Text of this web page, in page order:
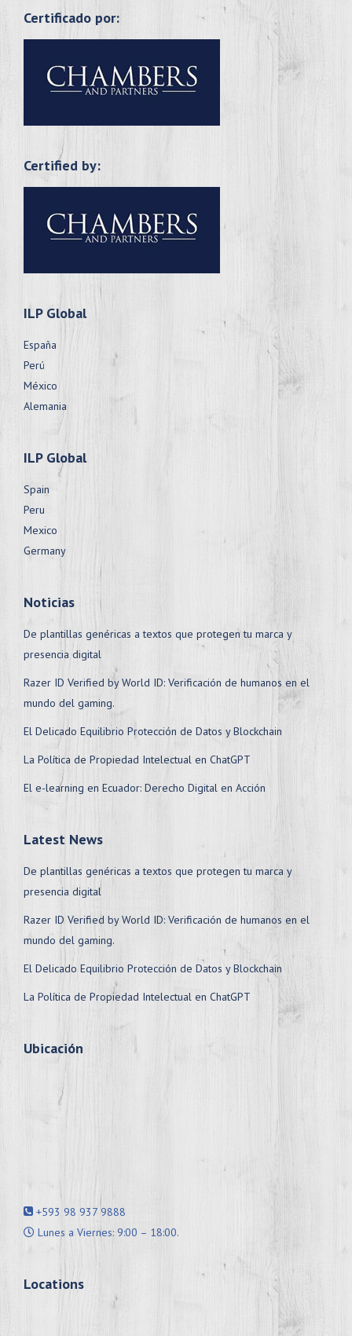
Certificado por:
Certified by:
ILP Global
España
Perú
México
Alemania
ILP Global
Spain
Peru
Mexico
Germany
Noticias
De plantillas genéricas a textos que protegen tu marca y
presencia digital
Razer ID Verified by World ID: Verificación de humanos en el
mundo del gaming.
El Delicado Equilibrio Protección de Datos y Blockchain
La Política de Propiedad Intelectual en ChatGPT
El e-learning en Ecuador: Derecho Digital en Acción
Latest News
De plantillas genéricas a textos que protegen tu marca y
presencia digital
Razer ID Verified by World ID: Verificación de humanos en el
mundo del gaming.
El Delicado Equilibrio Protección de Datos y Blockchain
La Política de Propiedad Intelectual en ChatGPT
Ubicación
+593 98 937 9888
Lunes a Viernes: 9:00 – 18:00.
Locations